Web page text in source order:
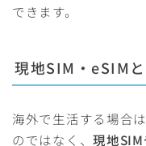
できます。
現地SIM・eSIM
海外で生活する場合
のではなく、現地